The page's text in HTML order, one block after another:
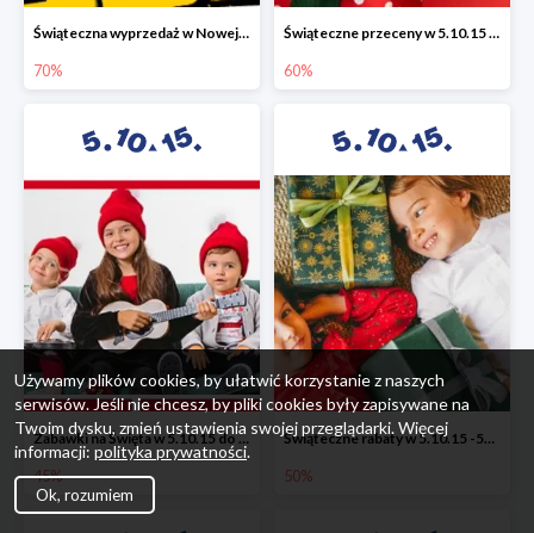
Świąteczna wyprzedaż w Nowej Erze - National Geographic Learning -70%
70%
Świąteczne przeceny w 5.10.15 - wszystkie ubrania -60%
60%
Zabawki na Święta w 5.10.15 do -45%
45%
Świąteczne rabaty w 5.10.15 -50%
50%
Używamy plików cookies, by ułatwić korzystanie z naszych
serwisów. Jeśli nie chcesz, by pliki cookies były zapisywane na
Twoim dysku, zmień ustawienia swojej przeglądarki. Więcej
informacji: polityka prywatności.
Ok, rozumiem